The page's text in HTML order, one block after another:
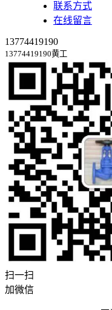
联系方式
在线留言
13774419190
13774419190黄工
扫一扫
加微信